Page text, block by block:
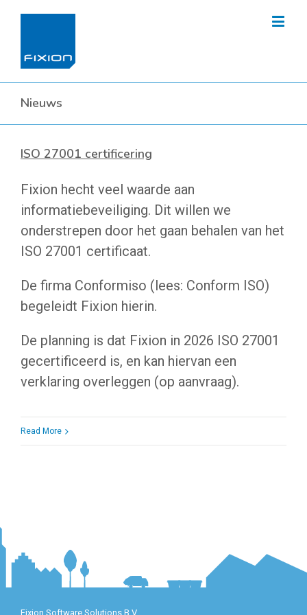
Nieuws
ISO 27001 certificering
Fixion hecht veel waarde aan
informatiebeveiliging. Dit willen we
onderstrepen door het gaan behalen van het
ISO 27001 certificaat.
De firma Conformiso (lees: Conform ISO)
begeleidt Fixion hierin.
De planning is dat Fixion in 2026 ISO 27001
gecertificeerd is, en kan hiervan een
verklaring overleggen (op aanvraag).
Read More
Fixion Software Solutions B.V.